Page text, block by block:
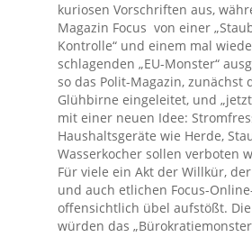
kuriosen Vorschriften aus,
Magazin Focus von einer
Kontrolle“ und einem mal
schlagenden „EU-Monster“
so das Polit-Magazin, zunächst
Glühbirne eingeleitet, und
mit einer neuen Idee:
Haushaltsgeräte wie Herde,
Wasserkocher sollen verboten
Für viele ein Akt der Willkür,
und auch etlichen Focus-
offensichtlich übel aufstößt.
würden das